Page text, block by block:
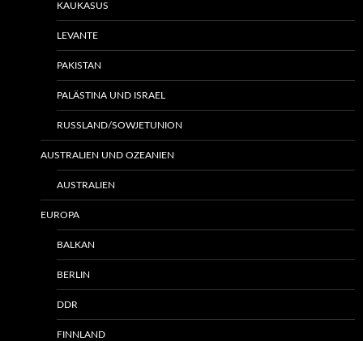
KAUKASUS
LEVANTE
PAKISTAN
PALÄSTINA UND ISRAEL
RUSSLAND/SOWJETUNION
AUSTRALIEN UND OZEANIEN
AUSTRALIEN
EUROPA
BALKAN
BERLIN
DDR
FINNLAND